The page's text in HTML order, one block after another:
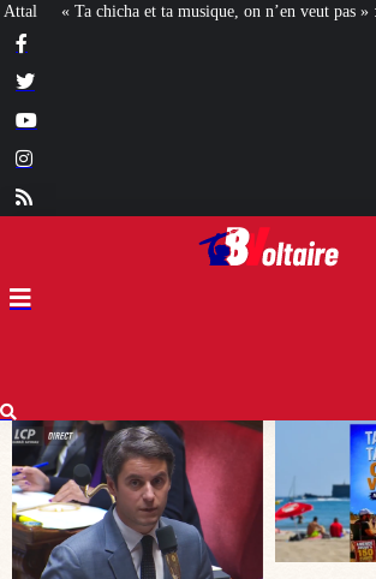
veut pas » : la mairie RN d’Agde face à la